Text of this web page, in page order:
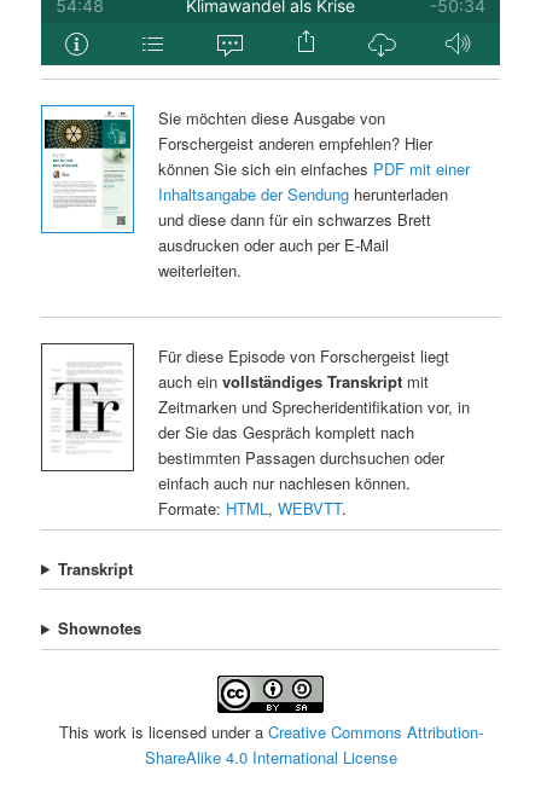
Sie möchten diese Ausgabe von
Forschergeist anderen empfehlen? Hier
können Sie sich ein einfaches PDF mit einer
Inhaltsangabe der Sendungherunterladen
und diese dann für ein schwarzes Brett
ausdrucken oder auch per E-Mail
weiterleiten.
Für diese Episode von Forschergeist liegt
auch ein vollständiges Transkriptmit
Zeitmarken und Sprecheridentifikation vor, in
der Sie das Gespräch komplett nach
bestimmten Passagen durchsuchen oder
einfach auch nur nachlesen können.
Formate: HTML, WEBVTT.
Transkript
Shownotes
This work is licensed under a Creative Commons Attribution-
ShareAlike 4.0 International License